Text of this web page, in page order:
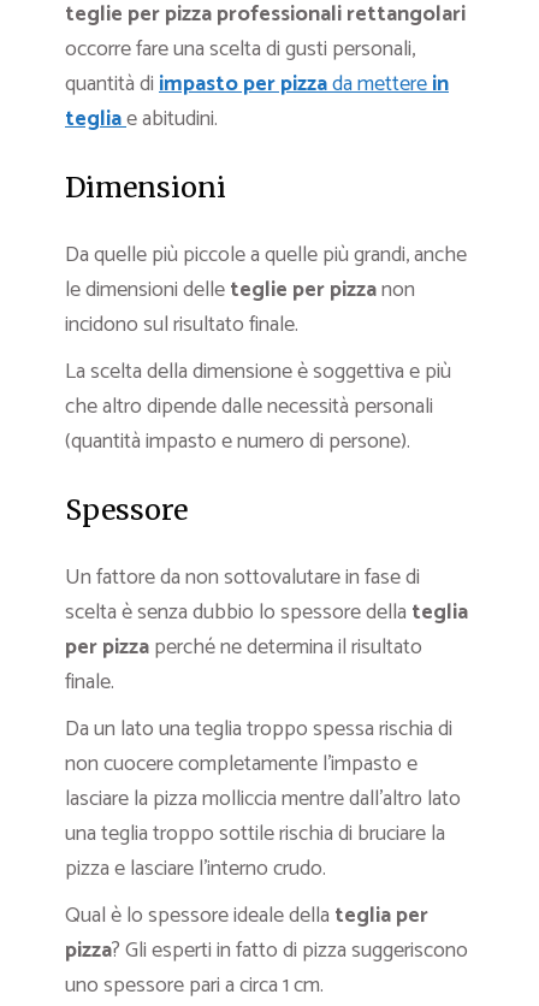
teglie per pizza professionali rettangolari
occorre fare una scelta di gusti personali,
quantità diimpasto per pizzada metterein
tegliae abitudini.
Dimensioni
Da quelle più piccole a quelle più grandi, anche
le dimensioni delleteglie per pizzanon
incidono sul risultato finale.
La scelta della dimensione è soggettiva e più
che altro dipende dalle necessità personali
(quantità impasto e numero di persone).
Spessore
Un fattore da non sottovalutare in fase di
scelta è senza dubbio lo spessore della teglia
per pizzaperché ne determina il risultato
finale.
Da un lato una teglia troppo spessa rischia di
non cuocere completamente l’impasto e
lasciare la pizza molliccia mentre dall’altro lato
una teglia troppo sottile rischia di bruciare la
pizza e lasciare l’interno crudo.
Qual è lo spessore ideale della teglia per
pizza? Gli esperti in fatto di pizza suggeriscono
uno spessore pari a circa 1 cm.